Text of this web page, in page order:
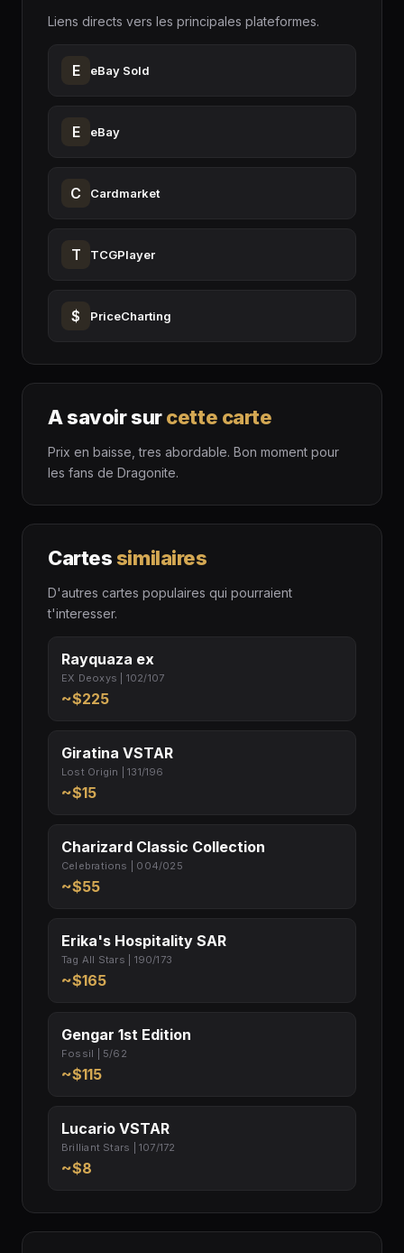
Liens directs vers les principales plateformes.
E eBay Sold
E eBay
C Cardmarket
T TCGPlayer
$ PriceCharting
A savoir surcette carte
Prix en baisse, tres abordable. Bon moment pour
les fans de Dragonite.
Cartessimilaires
D'autres cartes populaires qui pourraient
t'interesser.
Rayquaza ex
EX Deoxys | 102/107
~$225
Giratina VSTAR
Lost Origin | 131/196
~$15
Charizard Classic Collection
Celebrations | 004/025
~$55
Erika's Hospitality SAR
Tag All Stars | 190/173
~$165
Gengar 1st Edition
Fossil | 5/62
~$115
Lucario VSTAR
Brilliant Stars | 107/172
~$8